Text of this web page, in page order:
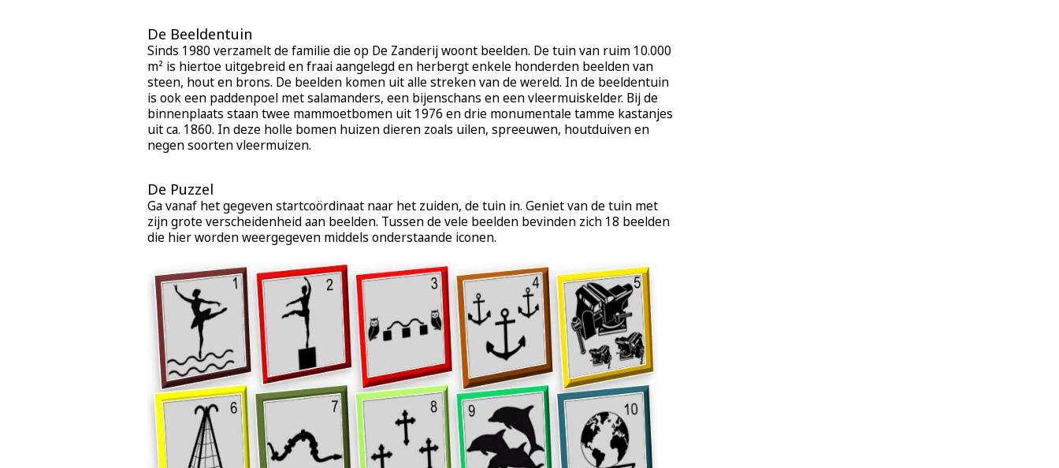
De Beeldentuin
Sinds 1980 verzamelt de familie die op De Zanderij woont beelden. De tuin van ruim 10.000
m² is hiertoe uitgebreid en fraai aangelegd en herbergt enkele honderden beelden van
steen, hout en brons. De beelden komen uit alle streken van de wereld. In de beeldentuin
is ook een paddenpoel met salamanders, een bijenschans en een vleermuiskelder. Bij de
binnenplaats staan twee mammoetbomen uit 1976 en drie monumentale tamme kastanjes
uit ca. 1860. In deze holle bomen huizen dieren zoals uilen, spreeuwen, houtduiven en
negen soorten vleermuizen.
De Puzzel
Ga vanaf het gegeven startcoördinaat naar het zuiden, de tuin in. Geniet van de tuin met
zijn grote verscheidenheid aan beelden. Tussen de vele beelden bevinden zich 18 beelden
die hier worden weergegeven middels onderstaande iconen.